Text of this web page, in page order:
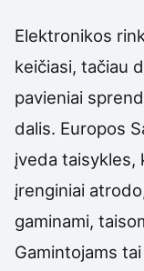
Elektronikos
keičiasi, tačiau
pavieniai
dalis. Europos
įveda taisykles,
įrenginiai
gaminami,
Gamintojams